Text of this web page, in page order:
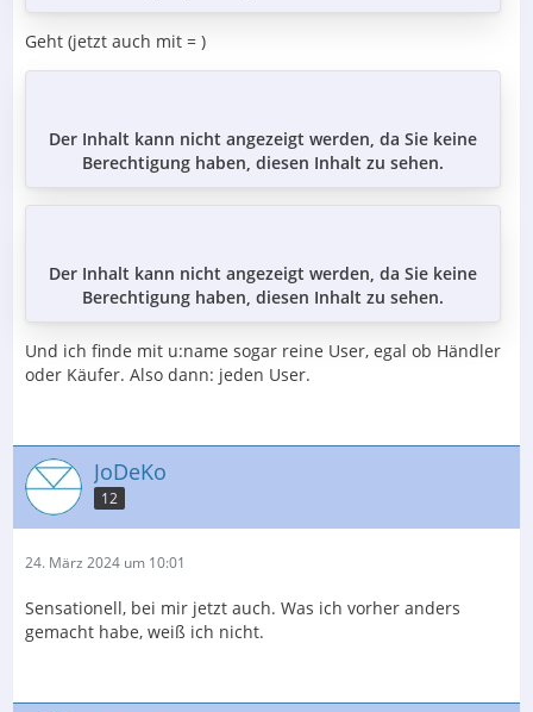
Geht (jetzt auch mit = )
Der Inhalt kann nicht angezeigt werden, da Sie keine
Berechtigung haben, diesen Inhalt zu sehen.
Der Inhalt kann nicht angezeigt werden, da Sie keine
Berechtigung haben, diesen Inhalt zu sehen.
Und ich finde mit u:name sogar reine User, egal ob Händler
oder Käufer. Also dann: jeden User.
JoDeKo
12
24. März 2024 um 10:01
Sensationell, bei mir jetzt auch. Was ich vorher anders
gemacht habe, weiß ich nicht.